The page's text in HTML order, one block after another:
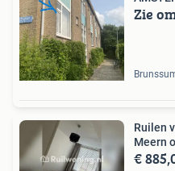
Zie
Ruilen
Meern
€